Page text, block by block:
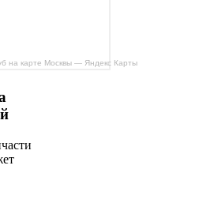
на карте Москвы — Яндекс Карты